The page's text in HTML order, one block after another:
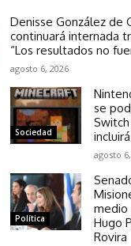
Denisse González de
continuará internada
“Los resultados no
agosto 6, 2026
Sociedad
se
incluirá
agosto
Política
medio
Hugo
Rovira